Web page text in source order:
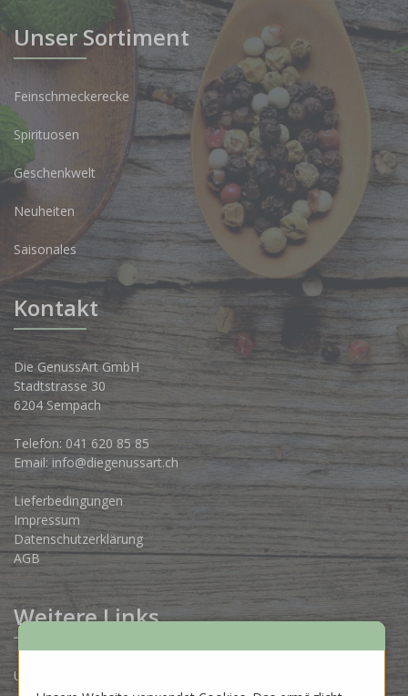
Unser Sortiment
Feinschmeckerecke
Spirituosen
Geschenkwelt
Neuheiten
Saisonales
Kontakt
Die GenussArt GmbH
Stadtstrasse 30
6204 Sempach
Telefon: 041 620 85 85
Email: info@diegenussart.ch
Lieferbedingungen
Impressum
Datenschutzerklärung
AGB
Weitere Links
Unsere Produzenten